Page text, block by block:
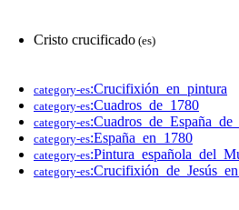
Cristo crucificado (es)
category-es:Crucifixión_en_pintura
category-es:Cuadros_de_1780
category-es
category-es:España_en_1780
category-es
category-es